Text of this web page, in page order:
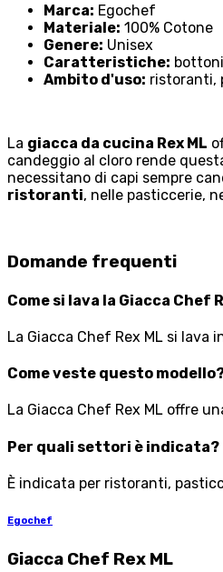
Marca: Egochef
Materiale: 100% Cotone
Genere: Unisex
Caratteristiche:
Ambito d'uso: ristoranti,
La giacca da cucina Rex ML
candeggio al cloro rende
necessitano di capi sempre
ristoranti, nelle pasticcerie,
Domande frequenti
Come si lava la Giacca Chef
La Giacca Chef Rex ML si
Come veste questo
La Giacca Chef Rex ML offre
Per quali settori è indicata?
È indicata per ristoranti,
Egochef
Giacca Chef Rex ML